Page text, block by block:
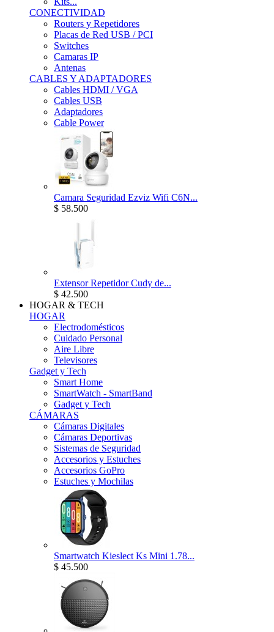
CONECTIVIDAD
Routers y Repetidores
Placas de Red USB / PCI
Switches
Camaras IP
Antenas
CABLES Y ADAPTADORES
Cables HDMI / VGA
Cables USB
Adaptadores
Cable Power
Camara Seguridad Ezviz Wifi C6N...
$ 58.500
Extensor Repetidor Cudy de...
$ 42.500
HOGAR & TECH
HOGAR
Electrodomésticos
Cuidado Personal
Aire Libre
Televisores
Gadget y Tech
Smart Home
SmartWatch - SmartBand
Gadget y Tech
CÁMARAS
Cámaras Digitales
Cámaras Deportivas
Sistemas de Seguridad
Accesorios y Estuches
Accesorios GoPro
Estuches y Mochilas
Smartwatch Kieslect Ks Mini 1.78...
$ 45.500